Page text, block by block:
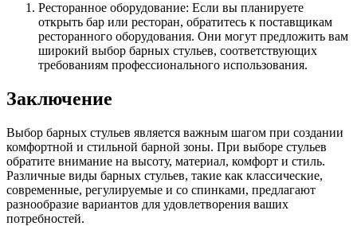
Ресторанное оборудование: Если вы планируете
открыть бар или ресторан, обратитесь к поставщикам
ресторанного оборудования. Они могут предложить вам
широкий выбор барных стульев, соответствующих
требованиям профессионального использования.
Заключение
Выбор барных стульев является важным шагом при создании
комфортной и стильной барной зоны. При выборе стульев
обратите внимание на высоту, материал, комфорт и стиль.
Различные виды барных стульев, такие как классические,
современные, регулируемые и со спинками, предлагают
разнообразие вариантов для удовлетворения ваших
потребностей.